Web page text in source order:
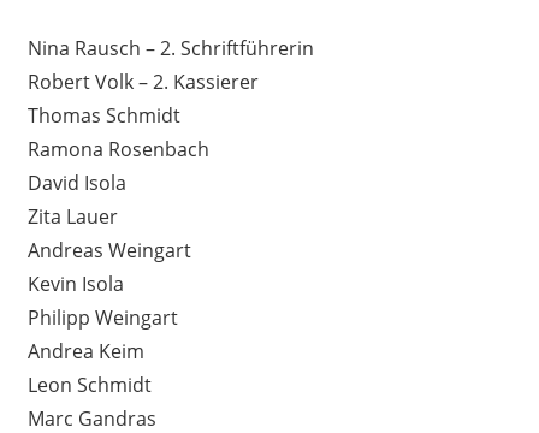
Nina Rausch – 2. Schriftführerin
Robert Volk– 2. Kassierer
Thomas Schmidt
Ramona Rosenbach
David Isola
Zita Lauer
Andreas Weingart
Kevin Isola
Philipp Weingart
Andrea Keim
Leon Schmidt
Marc Gandras